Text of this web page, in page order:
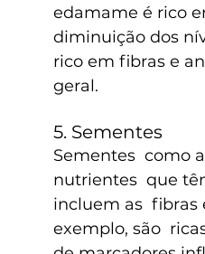
edamame é rico
diminuição dos
rico em fibras e
geral.
5. Sementes
Sementes  como
nutrientes  que
incluem as  fibras
exemplo, são